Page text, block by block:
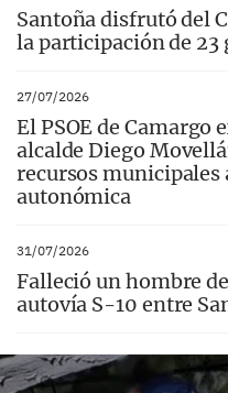
Santoña disfrutó del
la participación de 23
27/07/2026
El PSOE de Camargo
alcalde Diego
recursos
autonómica
31/07/2026
Falleció un hombre
autovía S-10 entre